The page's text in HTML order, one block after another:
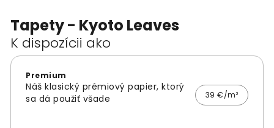
Tapety - Kyoto Leaves
K dispozícii ako
Premium
Náš klasický prémiový papier, ktorý
sa dá použiť všade
39 €/m²